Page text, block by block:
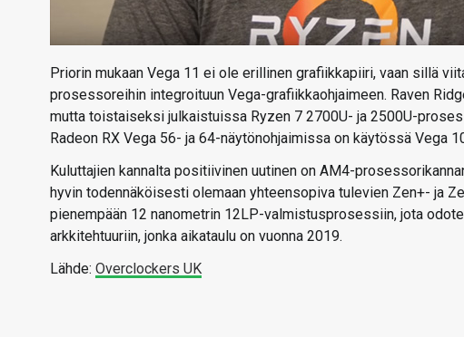
Priorin mukaan Vega 11 ei ole erillinen grafiikkapiiri, vaan sillä
prosessoreihin integroituun Vega-grafiikkaohjaimeen. Raven
mutta toistaiseksi julkaistuissa Ryzen 7 2700U- ja 2500U-
Radeon RX Vega 56- ja 64-näytönohjaimissa on käytössä Vega
Kuluttajien kannalta positiivinen uutinen on AM4-
hyvin todennäköisesti olemaan yhteensopiva tulevien Zen+- ja
pienempään 12 nanometrin 12LP-valmistusprosessiin, jota
arkkitehtuuriin, jonka aikataulu on vuonna 2019.
Lähde: Overclockers UK